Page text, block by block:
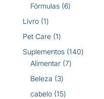
produtos
Fórmulas 66
Livro 11
produto
Pet Care 11
produto
Suplementos 140140
Alimentar 77
Beleza 33
produtos
cabelo 1515